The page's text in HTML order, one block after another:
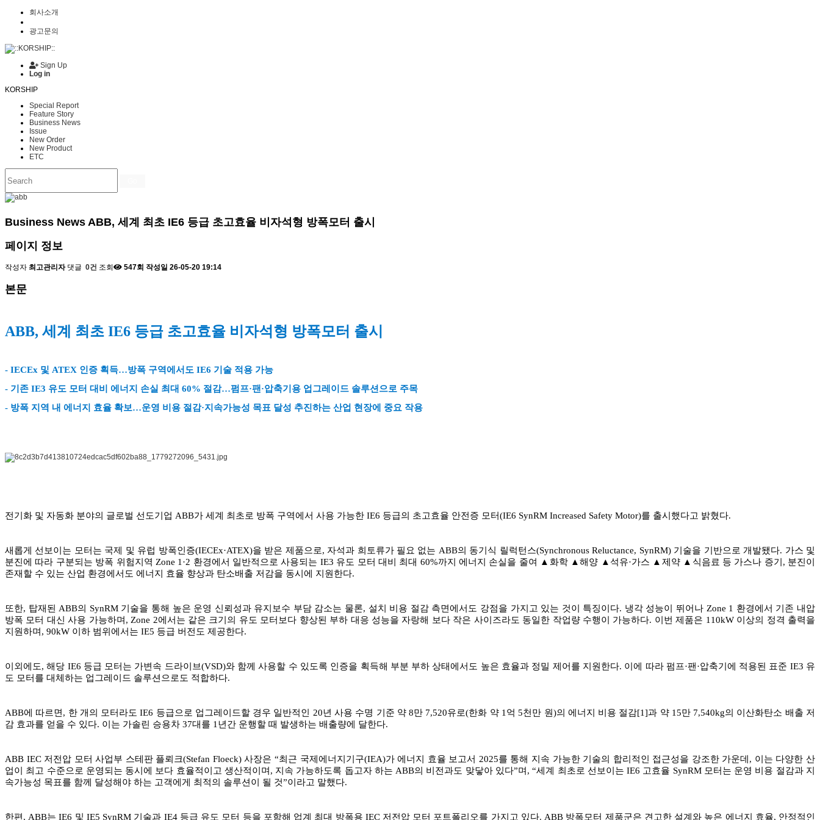
회사소개
광고문의
Sign Up
Log in
KORSHIP
Special Report
Feature Story
Business News
Issue
New Order
New Product
ETC
Business News ABB, 세계 최초 IE6 등급 초고효율 비자석형 방폭모터 출시
페이지 정보
작성자 최고관리자 댓글 0건 조회 547회 작성일 26-05-20 19:14
본문
ABB, 세계 최초 IE6 등급 초고효율 비자석형 방폭모터 출시
- IECEx 및 ATEX 인증 획득…방폭 구역에서도 IE6 기술 적용 가능
- 기존 IE3 유도 모터 대비 에너지 손실 최대 60% 절감…펌프·팬·압축기용 업그레이드 솔루션으로 주목
- 방폭 지역 내 에너지 효율 확보…운영 비용 절감·지속가능성 목표 달성 추진하는 산업 현장에 중요 작용
전기화 및 자동화 분야의 글로벌 선도기업 ABB가 세계 최초로 방폭 구역에서 사용 가능한 IE6 등급의 초고효율 안전증 모터(IE6 SynRM Increased Safety Motor)를 출시했다고 밝혔다.
새롭게 선보이는 모터는 국제 및 유럽 방폭인증(IECEx·ATEX)을 받은 제품으로, 자석과 희토류가 필요 없는 ABB의 동기식 릴럭턴스(Synchronous Reluctance, SynRM) 기술을 기반으로 개발됐다. 가스 및
분진에 따라 구분되는 방폭 위험지역 Zone 1·2 환경에서 일반적으로 사용되는 IE3 유도 모터 대비 최대 60%까지 에너지 손실을 줄여 ▲화학 ▲해양 ▲석유·가스 ▲제약 ▲식음료 등 가스나 증기, 분진이
존재할 수 있는 산업 환경에서도 에너지 효율 향상과 탄소배출 저감을 동시에 지원한다.
또한, 탑재된 ABB의 SynRM 기술을 통해 높은 운영 신뢰성과 유지보수 부담 감소는 물론, 설치 비용 절감 측면에서도 강점을 가지고 있는 것이 특징이다. 냉각 성능이 뛰어나 Zone 1 환경에서 기존 내압
방폭 모터 대신 사용 가능하며, Zone 2에서는 같은 크기의 유도 모터보다 향상된 부하 대응 성능을 자랑해 보다 작은 사이즈라도 동일한 작업량 수행이 가능하다. 이번 제품은 110kW 이상의 정격 출력을
지원하며, 90kW 이하 범위에서는 IE5 등급 버전도 제공한다.
이외에도, 해당 IE6 등급 모터는 가변속 드라이브(VSD)와 함께 사용할 수 있도록 인증을 획득해 부분 부하 상태에서도 높은 효율과 정밀 제어를 지원한다. 이에 따라 펌프·팬·압축기에 적용된 표준 IE3 유
도 모터를 대체하는 업그레이드 솔루션으로도 적합하다.
ABB에 따르면, 한 개의 모터라도 IE6 등급으로 업그레이드할 경우 일반적인 20년 사용 수명 기준 약 8만 7,520유로(한화 약 1억 5천만 원)의 에너지 비용 절감[1]과 약 15만 7,540kg의 이산화탄소 배출 저
감 효과를 얻을 수 있다. 이는 가솔린 승용차 37대를 1년간 운행할 때 발생하는 배출량에 달한다.
ABB IEC 저전압 모터 사업부 스테판 플뢰크(Stefan Floeck) 사장은 “최근 국제에너지기구(IEA)가 에너지 효율 보고서 2025를 통해 지속 가능한 기술의 합리적인 접근성을 강조한 가운데, 이는 다양한 산
업이 최고 수준으로 운영되는 동시에 보다 효율적이고 생산적이며, 지속 가능하도록 돕고자 하는 ABB의 비전과도 맞닿아 있다”며, “세계 최초로 선보이는 IE6 고효율 SynRM 모터는 운영 비용 절감과 지
속가능성 목표를 함께 달성해야 하는 고객에게 최적의 솔루션이 될 것”이라고 말했다.
한편, ABB는 IE6 및 IE5 SynRM 기술과 IE4 등급 유도 모터 등을 포함해 업계 최대 방폭용 IEC 저전압 모터 포트폴리오를 가지고 있다. ABB 방폭모터 제품군은 견고한 설계와 높은 에너지 효율, 안정적인